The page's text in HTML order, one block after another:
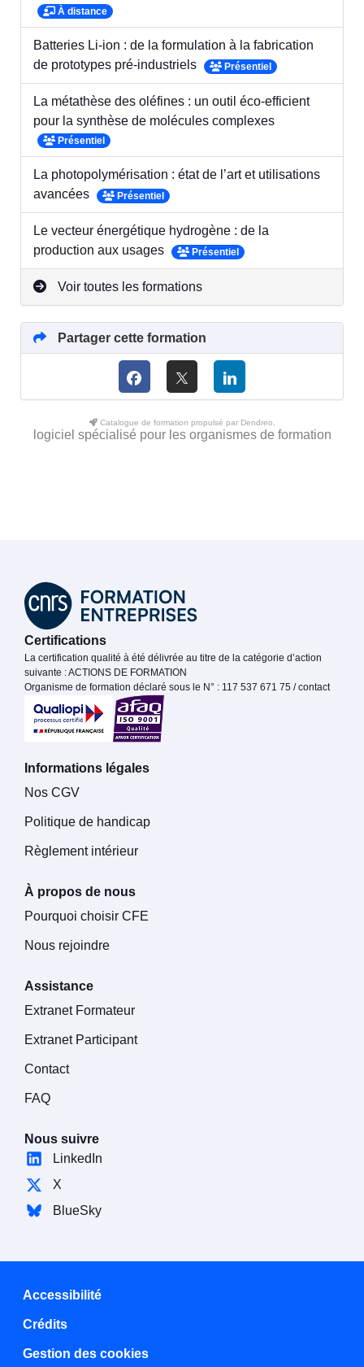
À distance
Batteries Li-ion : de la formulation à la fabrication
de prototypes pré-industriels
Présentiel
La métathèse des oléfines : un outil éco-efficient
pour la synthèse de molécules complexes
Présentiel
La photopolymérisation : état de l’art et utilisations
avancées
Présentiel
Le vecteur énergétique hydrogène : de la
production aux usages
Présentiel
Voir toutes les formations
Partager cette formation
Catalogue de formation propulsé par Dendreo,
logiciel spécialisé pour les organismes de formation
Certifications
La certification qualité à été délivrée au titre de la catégorie d’action
suivante : ACTIONS DE FORMATION
Organisme de formation déclaré sous le N° : 117 537 671 75 / contact
Informations légales
Nos CGV
Politique de handicap
Règlement intérieur
À propos de nous
Pourquoi choisir CFE
Nous rejoindre
Assistance
Extranet Formateur
Extranet Participant
Contact
FAQ
Nous suivre
LinkedIn
X
BlueSky
Accessibilité
Crédits
Gestion des cookies